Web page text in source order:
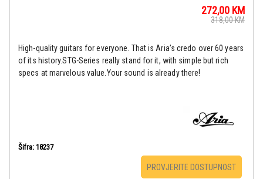
272,00 KM
318,00KM
High-quality guitars for everyone. That is Aria’s credo over 60 years
of its history.STG-Series really stand for it, with simple but rich
specs at marvelous value.Your sound is already there!
Šifra: 18237
PROVJERITE DOSTUPNOST